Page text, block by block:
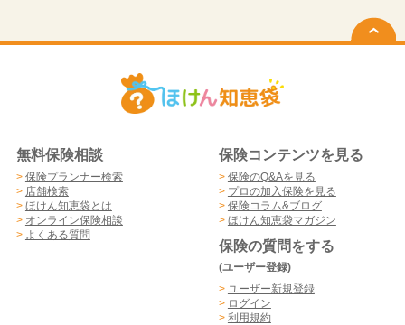
無料保険相談
> 保険プランナー検索
> 店舗検索
> ほけん知恵袋とは
> オンライン保険相談
> よくある質問
保険コンテンツを見る
> 保険のQ&Aを見る
> プロの加入保険を見る
> 保険コラム&ブログ
> ほけん知恵袋マガジン
保険の質問をする
(ユーザー登録)
> ユーザー新規登録
> ログイン
> 利用規約